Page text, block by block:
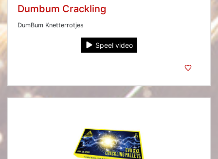
Dumbum Crackling
DumBum Knetterrotjes
Speel video